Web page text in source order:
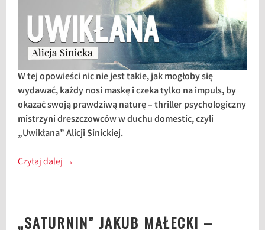
W tej opowieści nic nie jest takie, jak mogłoby się
wydawać, każdy nosi maskę i czeka tylko na impuls, by
okazać swoją prawdziwą naturę – thriller psychologiczny
mistrzyni dreszczowców w duchu domestic, czyli
„Uwikłana” Alicji Sinickiej.
Czytaj dalej →
„SATURNIN” JAKUB MAŁECKI –